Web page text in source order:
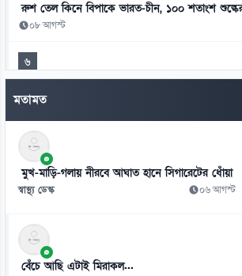
রুশ তেল কিনে বিপাকে ভারত-চীন, ১০০ শতাংশ
০৮ আগস্ট
৬
৫৪ রানে অলআউট বাংলাদেশ, ইনিংস ব্যবধানে লজ্জার
০৮ আগস্ট
৭
অটোরিকশায় বাসের ধাক্কা, প্রাণ গেল দুজনের
০৮ আগস্ট
গণঅভ্যুত্থানের সঙ্গে প্রথম বেইমানি করেছেন ডা.
০৮ আগস্ট
মতামত
মুখ-মাড়ি-গলায় নীরবে আঘাত হানে সিগারেটের ধোঁয়া
স্বাস্থ্য ডেস্ক ০৬ আগস্ট
বেঁচে আছি এটাই মিরাকল...